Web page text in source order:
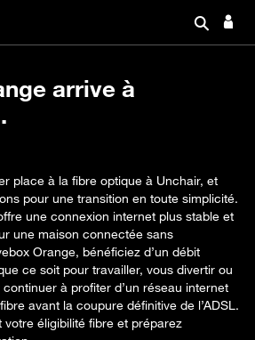
arrive à
place à la fibre optique à Unchair, et
pour une transition en toute simplicité.
une connexion internet plus stable et
une maison connectée sans
Orange, bénéficiez d’un débit
ce soit pour travailler, vous divertir ou
à profiter d’un réseau internet
avant la coupure définitive de l’ADSL.
votre éligibilité fibre et préparez